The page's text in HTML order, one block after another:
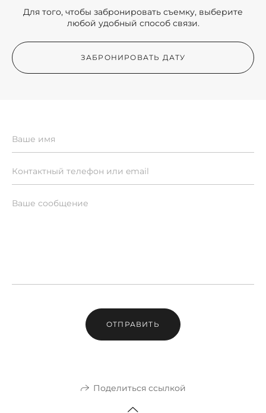
Для того, чтобы забронировать съемку, выберите
любой удобный способ связи.
ЗАБРОНИРОВАТЬ ДАТУ
ОТПРАВИТЬ
Поделиться ссылкой